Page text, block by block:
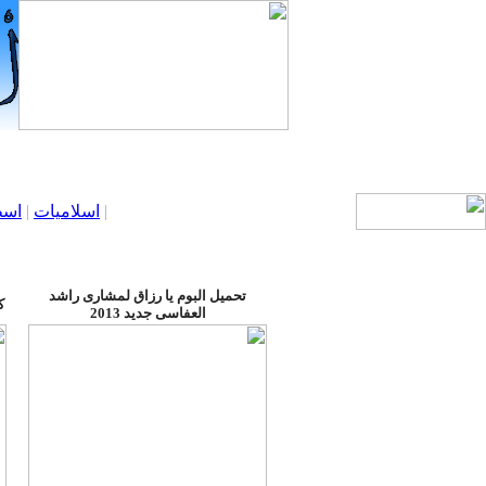
| اسلاميات |
تحميل البوم يا رزاق لمشارى راشد
العفاسى جديد 2013